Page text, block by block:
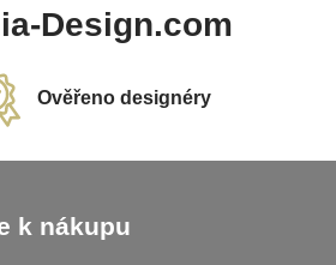
Design.com
Ověřeno designéry
k nákupu